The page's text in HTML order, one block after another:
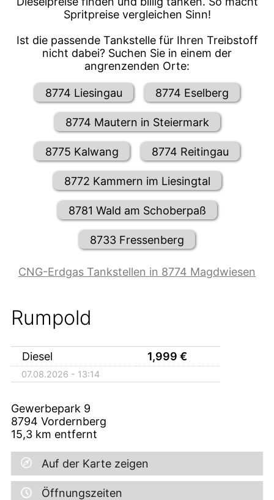
Spritpreise vergleichen Sinn!
Ist die passende Tankstelle für Ihren Treibstoff
nicht dabei? Suchen Sie in einem der
angrenzenden Orte:
8774 Liesingau 8774 Eselberg
8774 Mautern in Steiermark
8775 Kalwang 8774 Reitingau
8772 Kammern im Liesingtal
8781 Wald am Schoberpaß
8733 Fressenberg
CNG-Erdgas Tankstellen in 8774 Magdwiesen
Rumpold
Diesel 1,999 €
07.08.2026 - 13:14
Gewerbepark 9
8794 Vordernberg
15,3 km entfernt
Auf der Karte zeigen
Öffnungszeiten